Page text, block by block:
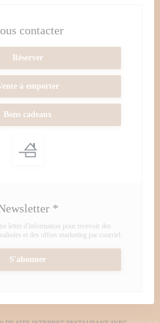
contacter
Réserver
à emporter
Bons cadeaux
*
lettre d'information pour recevoir des
et des offres marketing par courriel.
S'abonner